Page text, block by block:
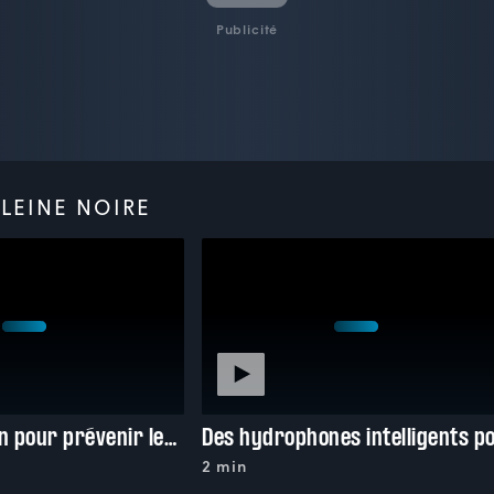
Publicité
NOIRE
Une application pour prévenir les collisions avec les navires
2 min